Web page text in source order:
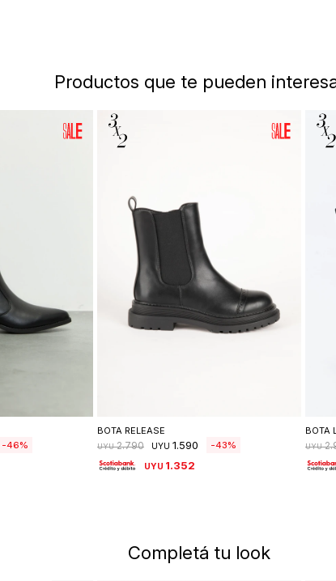
Productos que te pueden
46
BOTA RELEASE
UYU 2.790 UYU 1.590 43
UYU 1.352
BOTA
UYU
Completá tu look